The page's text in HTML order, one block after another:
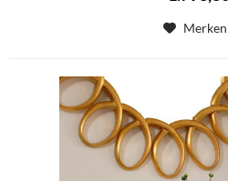
Merken